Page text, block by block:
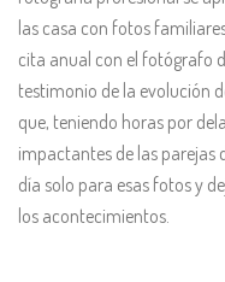
las casa con fotos
cita anual con el fotógrafo
testimonio de la evolución
que, teniendo horas por
impactantes de las parejas
día solo para esas fotos y
los acontecimientos.